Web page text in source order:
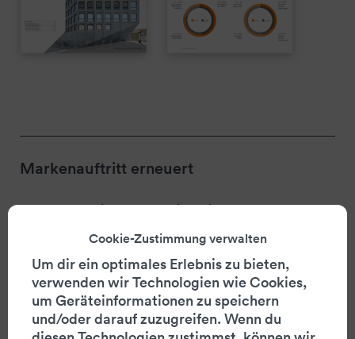
Markenauftritt erneuert
Das überarbeitete Logo wird mit der
eingeführt und dann im Rahmen der natürlichen
Lebenszyklen der anderen Kommunikationsmittel
schrittweise ersetzt.
NeidhartSchön unterstützt Warteck Invest zudem
beim Texten der strategischen
Kommunikationsmittel und führt Regie bei der
Cookie-Zustimmung verwalten
Um dir ein optimales Erlebnis zu bieten,
verwenden wir Technologien wie Cookies,
um Geräteinformationen zu speichern
und/oder darauf zuzugreifen. Wenn du